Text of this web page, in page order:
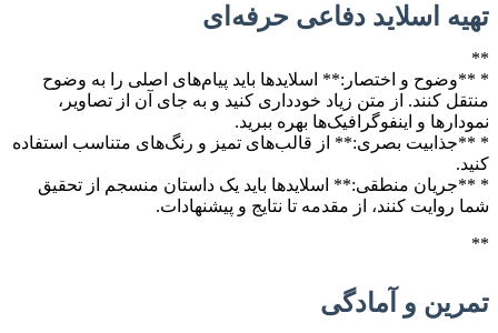
تهیه اسلاید دفاعی حرفه‌ای
**
* **وضوح و اختصار:** اسلایدها باید پیام‌های اصلی را به وضوح
منتقل کنند. از متن زیاد خودداری کنید و به جای آن از تصاویر،
نمودارها و اینفوگرافیک‌ها بهره ببرید.
* **جذابیت بصری:** از قالب‌های تمیز و رنگ‌های متناسب استفاده
کنید.
* **جریان منطقی:** اسلایدها باید یک داستان منسجم از تحقیق
شما روایت کنند، از مقدمه تا نتایج و پیشنهادات.
**
تمرین و آمادگی